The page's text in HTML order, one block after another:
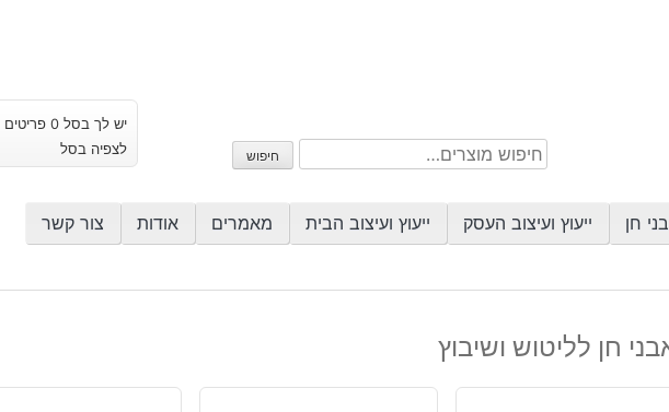
חיפוש
עבור:
חיפוש
יש לך בסל 0 פריטים
לצפיה בסל
חן ייעוץ ועיצוב העסק ייעוץ ועיצוב הבית מאמרים אודות צור קשר
חן לליטוש ושיבוץ